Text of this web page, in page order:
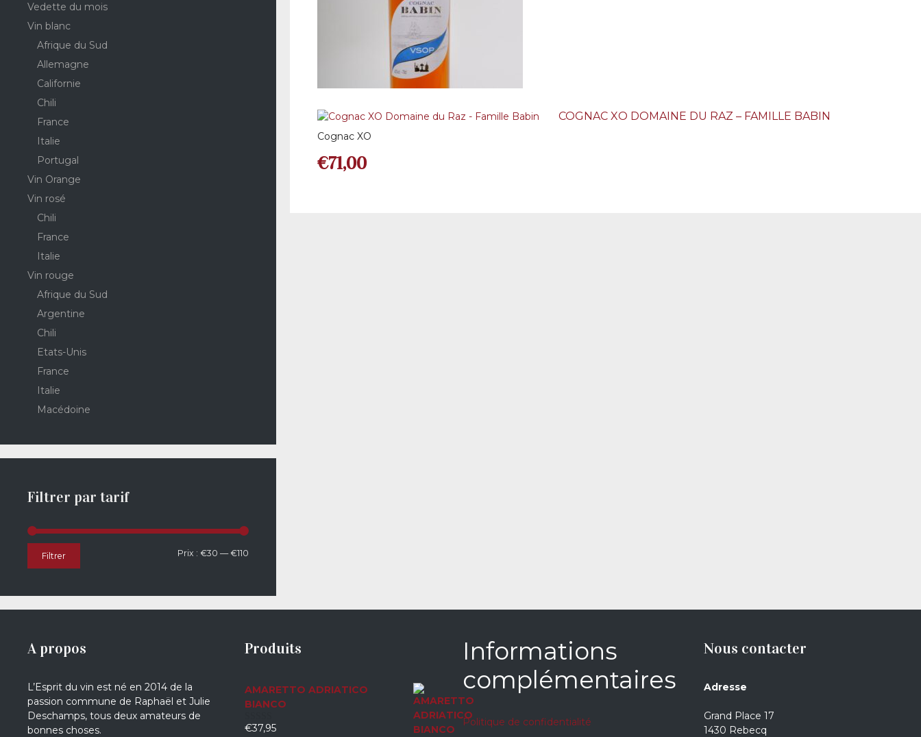
COGNAC XO DOMAINE DU RAZ – FAMILLE BABIN
Cognac XO
€71,00
Vedette du mois
Vin blanc
Afrique du Sud
Allemagne
Californie
Chili
France
Italie
Portugal
Vin Orange
Vin rosé
Chili
France
Italie
Vin rouge
Afrique du Sud
Argentine
Chili
Etats-Unis
France
Italie
Macédoine
Filtrer par tarif
Filtrer Prix :€30 —€110
A propos
L’Esprit du vin est né en 2014 de la
passion commune de Raphaël et Julie
Deschamps, tous deux amateurs de
bonnes choses.
Produits
AMARETTO ADRIATICO
BIANCO
0
€37,95
Informations
complémentaires
Politique de confidentialité
Nous contacter
Adresse
Grand Place 17
1430 Rebecq